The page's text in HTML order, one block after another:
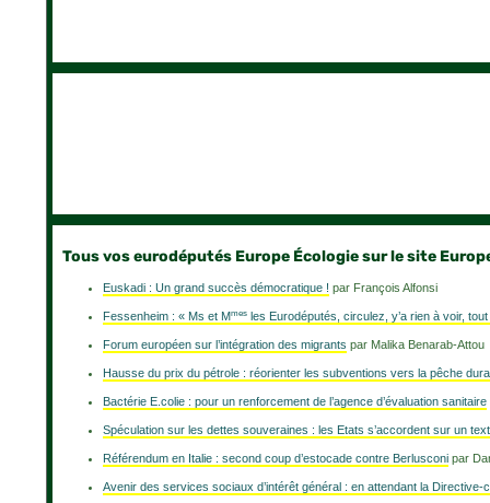
Tous vos eurodéputés Europe Écologie sur le site
Euskadi : Un grand succès démocratique ! par François Alfonsi
Fessenheim : « Ms et Mmes les Eurodéputés, circulez, y’a rien à voir,
Forum européen sur l’intégration des migrants par Malika Benarab-Attou
Hausse du prix du pétrole : réorienter les subventions vers la pêche
Bactérie E.colie : pour un renforcement de l’agence d’évaluation sanitaire
Spéculation sur les dettes souveraines : les Etats s’accordent sur un
Référendum en Italie : second coup d’estocade contre Berlusconi par
Avenir des services sociaux d’intérêt général : en attendant la